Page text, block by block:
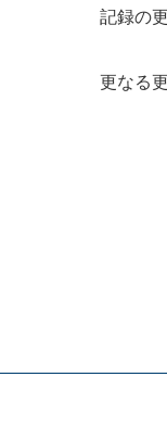
記録の
更なる